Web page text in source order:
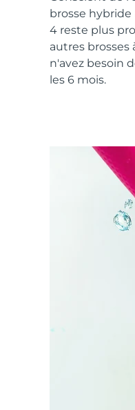
brosse
4 reste plus
autres brosses
n'avez besoin
les 6 mois.
All
Soins
Serum
For
issa™
18% PAP
Cosmétiques